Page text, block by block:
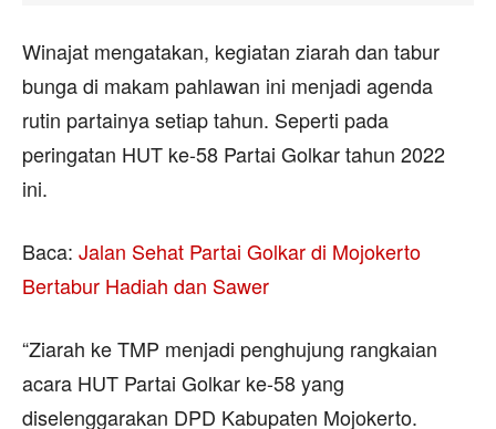
Winajat mengatakan, kegiatan ziarah dan tabur
bunga di makam pahlawan ini menjadi agenda
rutin partainya setiap tahun. Seperti pada
peringatan HUT ke-58 Partai Golkar tahun 2022
ini.
Baca: Jalan Sehat Partai Golkar di Mojokerto
Bertabur Hadiah dan Sawer
“Ziarah ke TMP menjadi penghujung rangkaian
acara HUT Partai Golkar ke-58 yang
diselenggarakan DPD Kabupaten Mojokerto.